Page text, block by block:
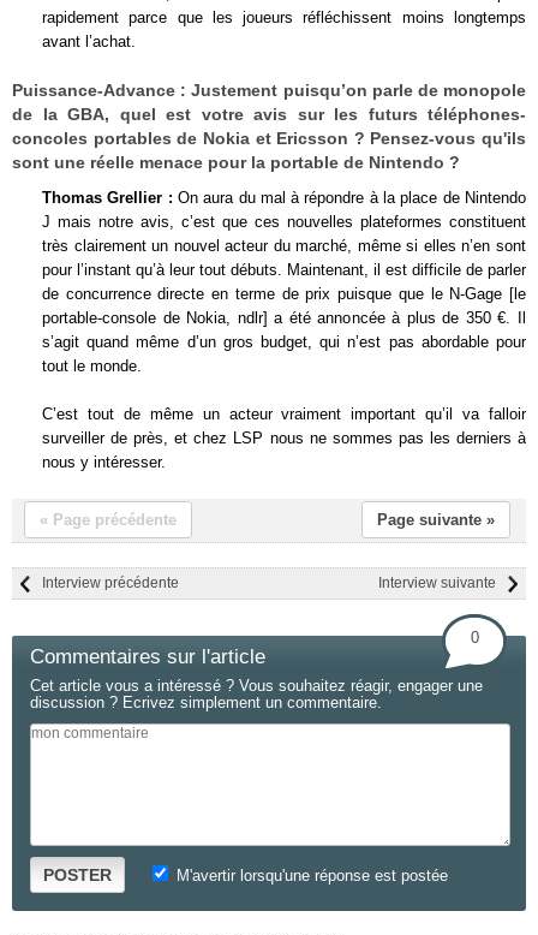
rapidement parce que les joueurs réfléchissent moins longtemps
avant l’achat.
Puissance-Advance : Justement puisqu’on parle de monopole
de la GBA, quel est votre avis sur les futurs téléphones-
concoles portables de Nokia et Ericsson ? Pensez-vous qu'ils
sont une réelle menace pour la portable de Nintendo ?
Thomas Grellier : On aura du mal à répondre à la place de Nintendo
J mais notre avis, c’est que ces nouvelles plateformes constituent
très clairement un nouvel acteur du marché, même si elles n’en sont
pour l’instant qu’à leur tout débuts. Maintenant, il est difficile de parler
de concurrence directe en terme de prix puisque que le N-Gage [le
portable-console de Nokia, ndlr] a été annoncée à plus de 350 €. Il
s’agit quand même d’un gros budget, qui n’est pas abordable pour
tout le monde.
C’est tout de même un acteur vraiment important qu’il va falloir
surveiller de près, et chez LSP nous ne sommes pas les derniers à
nous y intéresser.
« Page précédente Page suivante »
Interview suivante
Interview précédente
Commentaires sur l'article
0
Cet article vous a intéressé ? Vous souhaitez réagir, engager une
discussion ? Ecrivez simplement un commentaire.
POSTER M'avertir lorsqu'une réponse est postée